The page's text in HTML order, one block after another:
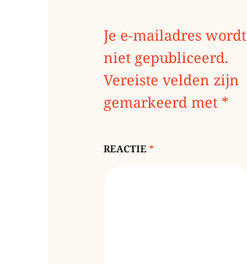
Je e-mailadres wordt
niet gepubliceerd.
Vereiste velden zijn
gemarkeerd met *
REACTIE*